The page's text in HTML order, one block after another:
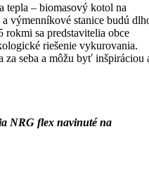
tepla – biomasový kotol na
výmenníkové stanice budú
sa predstavitelia obce
riešenie vykurovania.
za seba a môžu byť inšpiráciou
NRG flex navinuté na